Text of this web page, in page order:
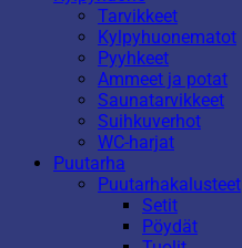
Tarvikkeet
Kylpyhuonematot
Pyyhkeet
Ammeet ja potat
Saunatarvikkeet
Suihkuverhot
WC-harjat
Puutarha
Puutarhakalusteet
Setit
Pöydät